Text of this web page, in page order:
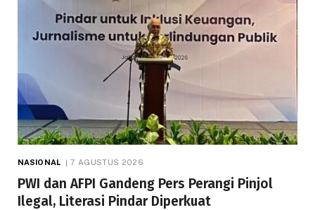
NASIONAL 7 AGUSTUS 2026
PWI dan AFPI Gandeng Pers Perangi Pinjol
Ilegal, Literasi Pindar Diperkuat